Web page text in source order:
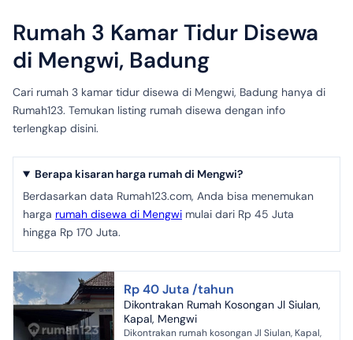
Rumah 3 Kamar Tidur Disewa
di Mengwi, Badung
Cari rumah 3 kamar tidur disewa di Mengwi, Badung hanya di
Rumah123. Temukan listing rumah disewa dengan info
terlengkap disini.
Berapa kisaran harga rumah di Mengwi?
Berdasarkan data Rumah123.com, Anda bisa menemukan
harga rumah disewa di Mengwi mulai dari Rp 45 Juta
hingga Rp 170 Juta.
Rp 40 Juta /tahun
Dikontrakan Rumah Kosongan Jl Siulan,
Kapal, Mengwi
Dikontrakan rumah kosongan Jl Siulan, Kapal,